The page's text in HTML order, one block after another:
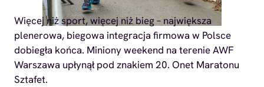
Więcej niż sport, więcej niż bieg – największa
plenerowa, biegowa integracja firmowa w Polsce
dobiegła końca. Miniony weekend na terenie AWF
Warszawa upłynął pod znakiem 20. Onet Maratonu
Sztafet.